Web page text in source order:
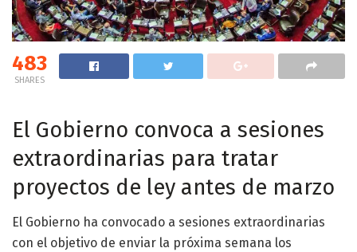
483
SHARES
El Gobierno convoca a sesiones
extraordinarias para tratar
proyectos de ley antes de marzo
El Gobierno ha convocado a sesiones extraordinarias
con el objetivo de enviar la próxima semana los